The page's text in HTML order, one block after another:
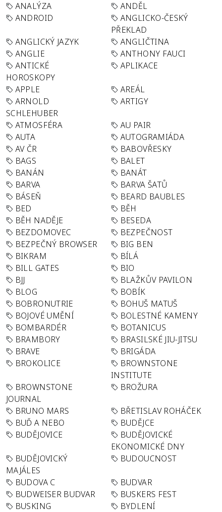
ANALÝZA
ANDĚL
ANDROID
ANGLICKO-ČESKÝ
PŘEKLAD
ANGLICKÝ JAZYK
ANGLIČTINA
ANGLIE
ANTHONY FAUCI
ANTICKÉ
HOROSKOPY
APLIKACE
APPLE
AREÁL
ARNOLD
SCHLEHUBER
ARTIGY
ATMOSFÉRA
AU PAIR
AUTA
AUTOGRAMIÁDA
AV ČR
BABOVŘESKY
BAGS
BALET
BANÁN
BANÁT
BARVA
BARVA ŠATŮ
BÁSEŇ
BEARD BAUBLES
BED
BĚH
BĚH NADĚJE
BESEDA
BEZDOMOVEC
BEZPEČNOST
BEZPEČNÝ BROWSER
BIG BEN
BIKRAM
BÍLÁ
BILL GATES
BIO
BJJ
BLAŽKŮV PAVILON
BLOG
BOBÍK
BOBRONUTRIE
BOHUŠ MATUŠ
BOJOVÉ UMĚNÍ
BOLESTNÉ KAMENY
BOMBARDÉR
BOTANICUS
BRAMBORY
BRASILSKÉ JIU-JITSU
BRAVE
BRIGÁDA
BROKOLICE
BROWNSTONE
INSTITUTE
BROWNSTONE
JOURNAL
BROŽURA
BRUNO MARS
BŘETISLAV ROHÁČEK
BUĎ A NEBO
BUDĚJCE
BUDĚJOVICE
BUDĚJOVICKÉ
EKONOMICKÉ DNY
BUDĚJOVICKÝ
MAJÁLES
BUDOUCNOST
BUDOVA C
BUDVAR
BUDWEISER BUDVAR
BUSKERS FEST
BUSKING
BYDLENÍ